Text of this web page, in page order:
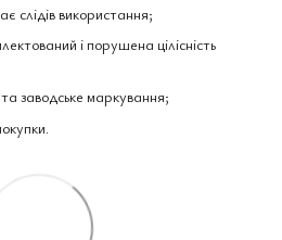
слідів використання;
і порушена цілісність
заводське маркування;